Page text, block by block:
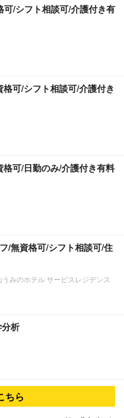
可/シフト相談可/介護付き有
格可/シフト相談可/介護付き
格可/日勤のみ/介護付き有料
/無資格可/シフト相談可/住
みのホテル サービスレジデンス
析
ちら